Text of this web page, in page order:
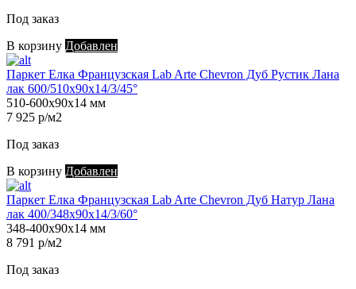
Под заказ
В корзину Добавлен
Паркет Елка Французская Lab Arte Chevron Дуб Рустик Лана
лак 600/510х90х14/3/45°
510-600х90х14 мм
7 925 р/м2
Под заказ
В корзину Добавлен
Паркет Елка Французская Lab Arte Chevron Дуб Натур Лана
лак 400/348х90х14/3/60°
348-400х90х14 мм
8 791 р/м2
Под заказ